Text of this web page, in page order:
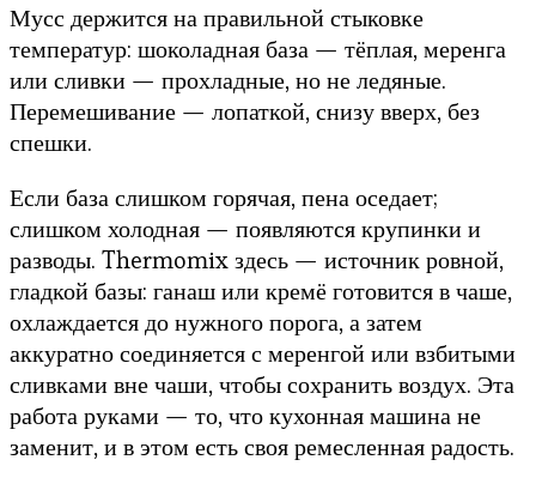
Мусс держится на правильной стыковке
температур: шоколадная база — тёплая, меренга
или сливки — прохладные, но не ледяные.
Перемешивание — лопаткой, снизу вверх, без
спешки.
Если база слишком горячая, пена оседает;
слишком холодная — появляются крупинки и
разводы. Thermomix здесь — источник ровной,
гладкой базы: ганаш или кремё готовится в чаше,
охлаждается до нужного порога, а затем
аккуратно соединяется с меренгой или взбитыми
сливками вне чаши, чтобы сохранить воздух. Эта
работа руками — то, что кухонная машина не
заменит, и в этом есть своя ремесленная радость.